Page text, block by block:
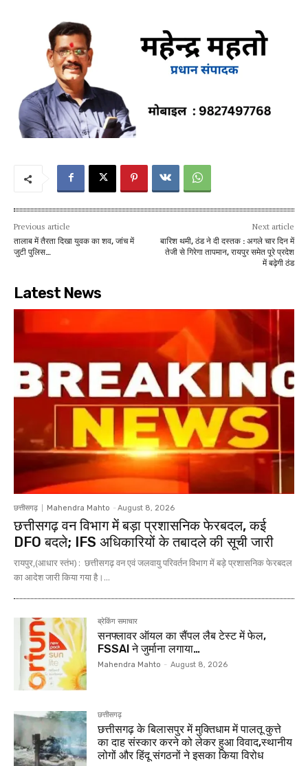
Previous article
तालाब में तैरता दिखा युवक का शव, जांच में
जुटी पुलिस…
Next article
बारिश थमी, ठंड ने दी दस्तक : अगले चार दिन में
तेजी से गिरेगा तापमान, रायपुर समेत पूरे प्रदेश
में बढ़ेगी ठंड
Latest News
छत्तीसगढ़ Mahendra Mahto - August 8, 2026
छत्तीसगढ़ वन विभाग में बड़ा प्रशासनिक फेरबदल, कई
DFO बदले; IFS अधिकारियों के तबादले की सूची जारी
रायपुर,(आधार स्तंभ) : छत्तीसगढ़ वन एवं जलवायु परिवर्तन विभाग में बड़े प्रशासनिक फेरबदल
का आदेश जारी किया गया है।...
ब्रेकिंग समाचार
सनफ्लावर ऑयल का सैंपल लैब टेस्ट में फेल,
FSSAI ने जुर्माना लगाया…
Mahendra Mahto - August 8, 2026
छत्तीसगढ़
छत्तीसगढ़ के बिलासपुर में मुक्तिधाम में पालतू कुत्ते
का दाह संस्कार करने को लेकर हुआ विवाद,स्थानीय
लोगों और हिंदू संगठनों ने इसका किया विरोध